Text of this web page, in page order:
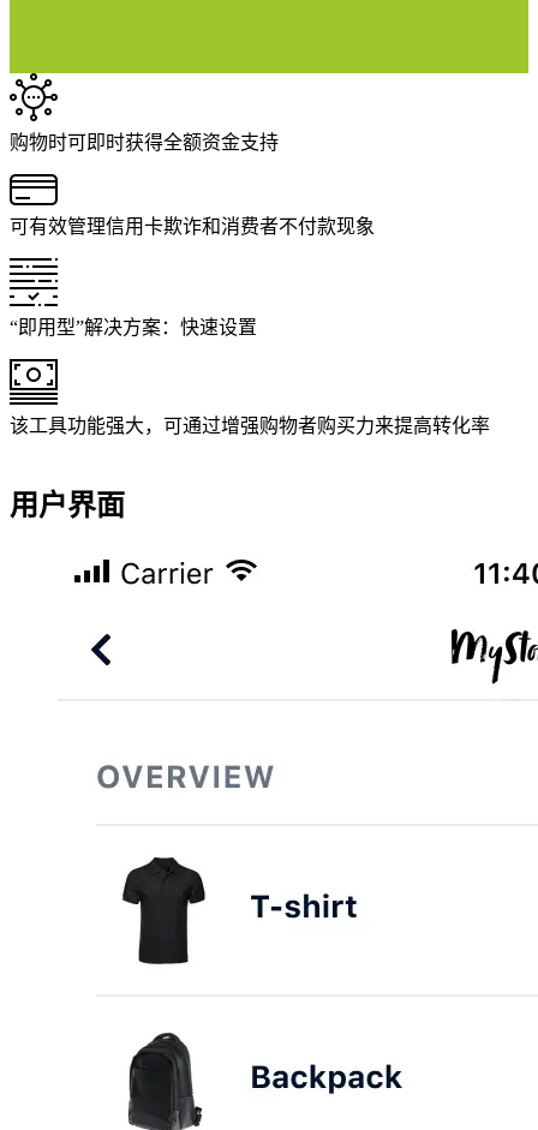
购物时可即时获得全额资金支持
可有效管理信用卡欺诈和消费者不付款现象
“即用型”解决方案：快速设置
该工具功能强大，可通过增强购物者购买力来提高转化率
用户界面